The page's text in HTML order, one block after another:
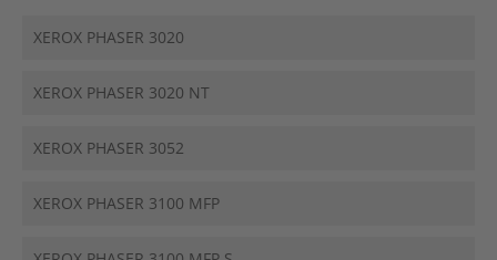
XEROX PHASER 3020
XEROX PHASER 3020 NT
XEROX PHASER 3052
XEROX PHASER 3100 MFP